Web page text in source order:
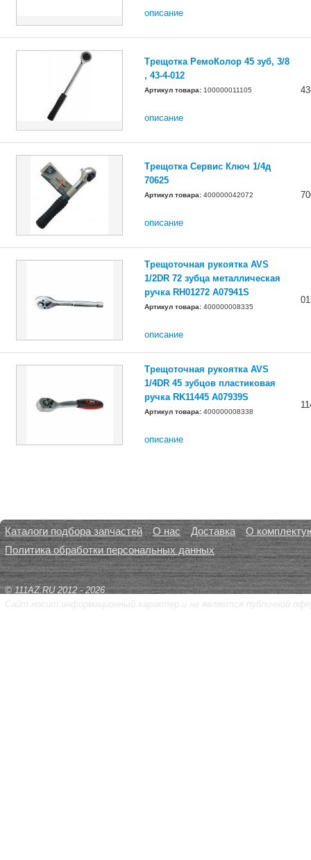
описание
Трещотка РемоКолор 45 зуб, 3/8
, 43-4-012
Артикул товара: 100000011105
описание
Трещотка Сервис Ключ 1/4д
70625
Артикул товара: 400000042072
описание
Трещоточная рукоятка AVS
1/2DR 72 зубца металлическая
ручка RH01272 A07941S
Артикул товара: 400000008335
описание
Трещоточная рукоятка AVS
1/4DR 45 зубцов пластиковая
ручка RK11445 A07939S
Артикул товара: 400000008338
описание
Каталоги подбора запчастей О нас Доставка
О
Политика обработки персональных данных
© 111AZ.RU 2012 - 2026
Сайт носит информационный характер и не является публичной